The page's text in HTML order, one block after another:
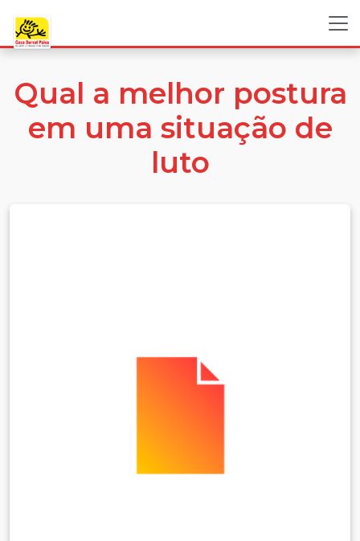
Qual a melhor postura
em uma situação de
luto